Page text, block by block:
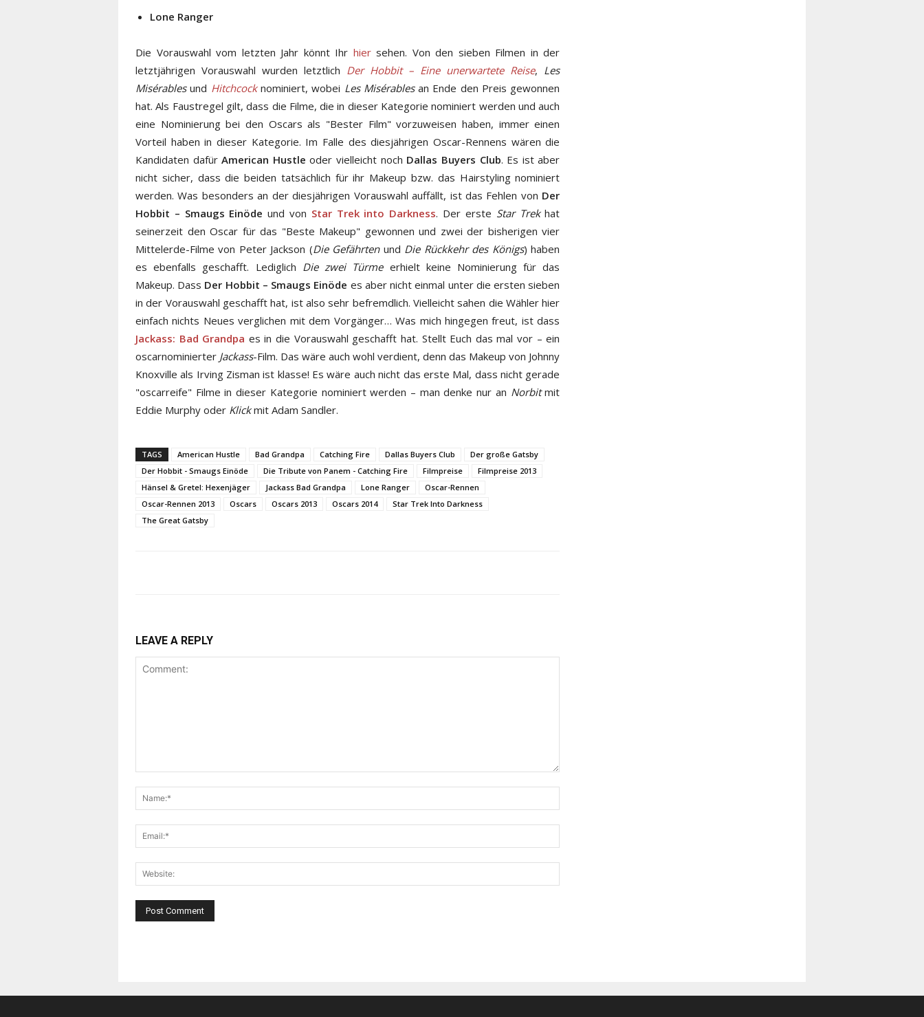
Lone Ranger
Die Vorauswahl vom letzten Jahr könnt Ihr hiersehen. Von den sieben Filmen in der
letztjährigen Vorauswahl wurden letztlich Der Hobbit – Eine unerwartete Reise, Les
Misérablesund Hitchcocknominiert, wobei Les Misérablesan Ende den Preis gewonnen
hat. Als Faustregel gilt, dass die Filme, die in dieser Kategorie nominiert werden und auch
eine Nominierung bei den Oscars als "Bester Film" vorzuweisen haben, immer einen
Vorteil haben in dieser Kategorie. Im Falle des diesjährigen Oscar-Rennens wären die
Kandidaten dafürAmerican Hustle oder vielleicht noch Dallas Buyers Club. Es ist aber
nicht sicher, dass die beiden tatsächlich für ihr Makeup bzw. das Hairstyling nominiert
werden. Was besonders an der diesjährigen Vorauswahl auffällt, ist das Fehlen von Der
Hobbit – Smaugs Einöde und von Star Trek into Darkness. Der erste Star Trekhat
seinerzeit den Oscar für das "Beste Makeup" gewonnen und zwei der bisherigen vier
Mittelerde-Filme von Peter Jackson (Die Gefährtenund Die Rückkehr des Königs) haben
es ebenfalls geschafft. Lediglich Die zwei Türmeerhielt keine Nominierung für das
Makeup. Dass Der Hobbit – Smaugs Einöde es aber nicht einmal unter die ersten sieben
in der Vorauswahl geschafft hat, ist also sehr befremdlich. Vielleicht sahen die Wähler hier
einfach nichts Neues verglichen mit dem Vorgänger… Was mich hingegen freut, ist dass
Jackass: Bad Grandpa es in die Vorauswahl geschafft hat. Stellt Euch das mal vor – ein
oscarnominierter Jackass-Film. Das wäre auch wohl verdient, denn das Makeup von Johnny
Knoxville als Irving Zisman ist klasse! Es wäre auch nicht das erste Mal, dass nicht gerade
"oscarreife" Filme in dieser Kategorie nominiert werden – man denke nur an Norbitmit
Eddie Murphy oder Klickmit Adam Sandler.
TAGS American Hustle Bad Grandpa Catching Fire Dallas Buyers Club
Der große Gatsby
Der Hobbit - Smaugs Einöde
Die Tribute von Panem - Catching Fire Filmpreise
Filmpreise 2013
Hänsel & Gretel: Hexenjäger
Jackass Bad Grandpa Lone Ranger
Oscar-Rennen
Oscar-Rennen 2013
Oscars Oscars 2013 Oscars 2014
Star Trek Into Darkness
The Great Gatsby
LEAVE A REPLY